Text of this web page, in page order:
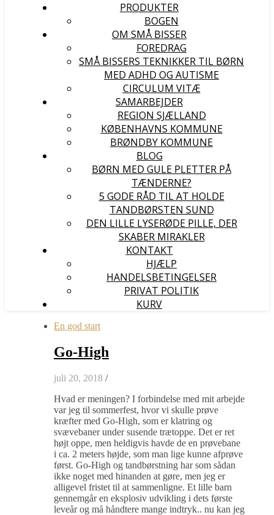
PRODUKTER
BOGEN
OM SMÅ BISSER
FOREDRAG
SMÅ BISSERS TEKNIKKER TIL BØRN
MED ADHD OG AUTISME
CIRCULUM VITÆ
SAMARBEJDER
REGION SJÆLLAND
KØBENHAVNS KOMMUNE
BRØNDBY KOMMUNE
BLOG
BØRN MED GULE PLETTER PÅ
TÆNDERNE?
5 GODE RÅD TIL AT HOLDE
TANDBØRSTEN SUND
DEN LILLE LYSERØDE PILLE, DER
SKABER MIRAKLER
KONTAKT
HJÆLP
HANDELSBETINGELSER
PRIVAT POLITIK
KURV
En god start
Go-High
juli 20, 2018 /
Hvad er meningen? I forbindelse med mit arbejde
var jeg til sommerfest, hvor vi skulle prøve
kræfter med Go-High, som er klatring og
svævebaner under susende trætoppe. Det er ret
højt oppe, men heldigvis havde de en prøvebane
i ca. 2 meters højde, som man lige kunne afprøve
først. Go-High og tandbørstning har som sådan
ikke noget med hinanden at gøre, men jeg er
alligevel fristet til at sammenligne. Et lille barn
gennemgår en eksplosiv udvikling i dets første
leveår og må håndtere mange indtryk.. nu kan jeg